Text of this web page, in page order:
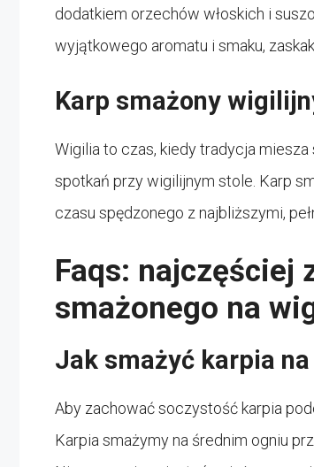
dodatkiem orzechów włoskich i
wyjątkowego aromatu i smaku,
Karp smażony
Wigilia to czas, kiedy tradycja
spotkań przy wigilijnym stole. Karp
czasu spędzonego z najbliższymi,
Faqs: najczęściej
smażonego na
Jak smażyć karpia
Aby zachować soczystość karpia
Karpia smażymy na średnim ogniu